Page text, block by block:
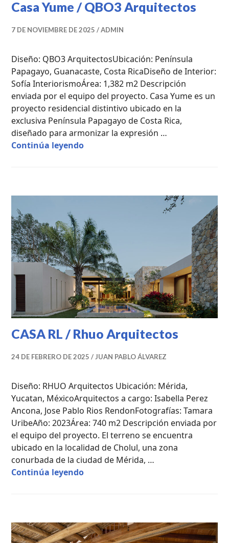
Casa Yume / QBO3 Arquitectos
7 DE NOVIEMBRE DE 2025 ADMIN
Diseño: QBO3 ArquitectosUbicación: Península
Papagayo, Guanacaste, Costa RicaDiseño de Interior:
Sofía InteriorismoÁrea: 1,382 m2 Descripción
enviada por el equipo del proyecto. Casa Yume es un
proyecto residencial distintivo ubicado en la
exclusiva Península Papagayo de Costa Rica,
diseñado para armonizar la expresión …
Continúa leyendoCasa Yume / QBO3 Arquitectos
CAMPO
PROYECTOS
PROFESIONALES,
UNCATEGORIZED
CASA RL / Rhuo Arquitectos
24 DE FEBRERO DE 2025 JUAN PABLO ÁLVAREZ
Diseño: RHUO Arquitectos Ubicación: Mérida,
Yucatan, MéxicoArquitectos a cargo: Isabella Perez
Ancona, Jose Pablo Rios RendonFotografías: Tamara
UribeAño: 2023Área: 740 m2 Descripción enviada por
el equipo del proyecto. El terreno se encuentra
ubicado en la localidad de Cholul, una zona
conurbada de la ciudad de Mérida, …
Continúa leyendoCASA RL / Rhuo Arquitectos
DE
CAMPO,